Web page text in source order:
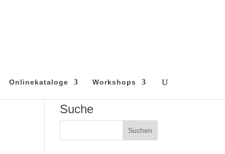
Onlinekataloge Workshops
Suche